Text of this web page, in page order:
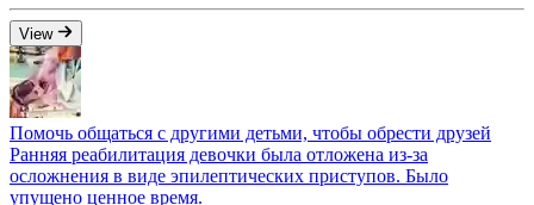
View
Помочь общаться с другими детьми, чтобы обрести друзей
Ранняя реабилитация девочки была отложена из-за
осложнения в виде эпилептических приступов. Было
упущено ценное время.